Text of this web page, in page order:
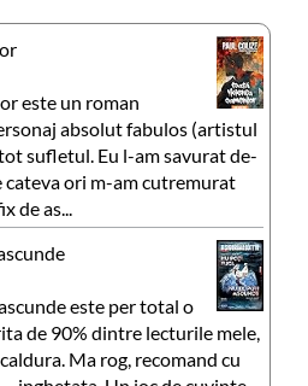
este un roman
absolut fabulos (artistul
sufletul. Eu l-am savurat de-
cateva ori m-am cutremurat
de as...
este per total o
de 90% dintre lecturile mele,
Ma rog, recomand cu